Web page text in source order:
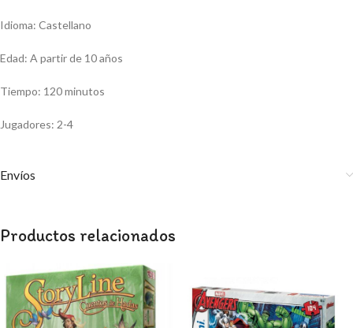
Idioma: Castellano
Edad: A partir de 10 años
Tiempo: 120 minutos
Jugadores: 2-4
Envíos
Productos relacionados